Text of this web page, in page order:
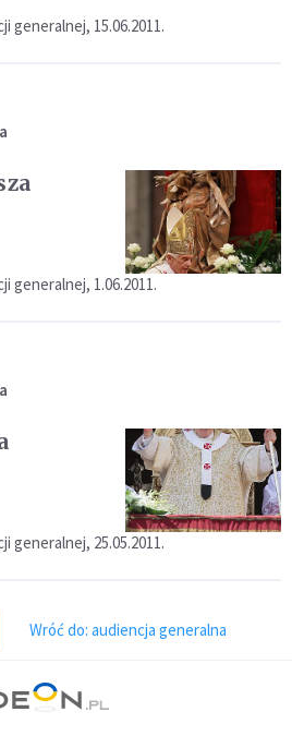
generalnej, 15.06.2011.
generalnej, 1.06.2011.
generalnej, 25.05.2011.
Wróć do: audiencja generalna